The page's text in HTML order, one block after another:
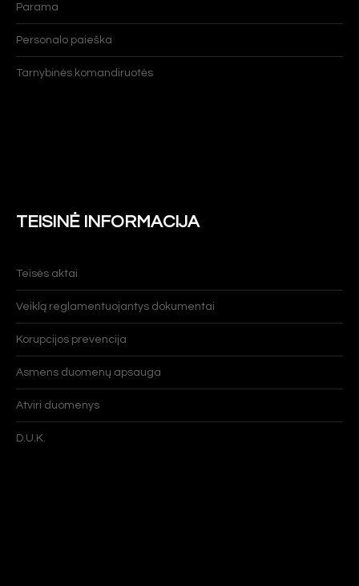
Parama
Personalo paieška
Tarnybinės komandiruotės
TEISINĖ INFORMACIJA
Teisės aktai
Veiklą reglamentuojantys dokumentai
Korupcijos prevencija
Asmens duomenų apsauga
Atviri duomenys
D.U.K.